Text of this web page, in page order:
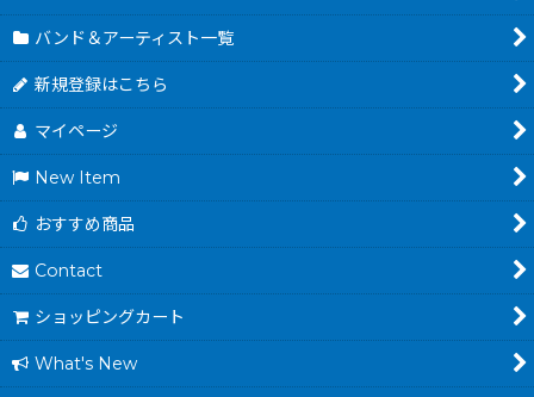
バンド＆アーティスト一覧
新規登録はこちら
マイページ
New Item
おすすめ商品
Contact
ショッピングカート
What's New